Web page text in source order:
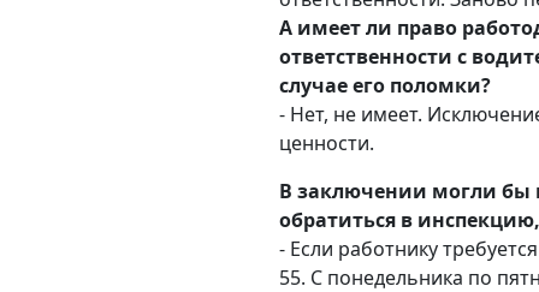
А имеет ли право
ответственности с
случае его поломки?
- Нет, не имеет.
ценности.
В заключении могли
обратиться в
- Если работнику
55. С понедельника по